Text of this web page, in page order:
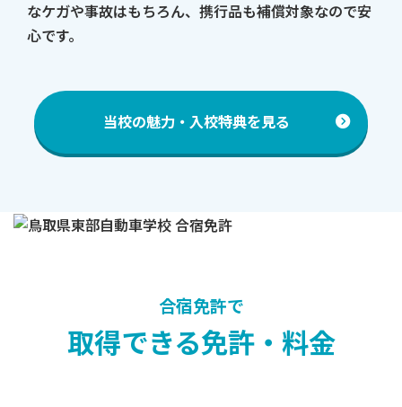
なケガや事故はもちろん、携行品も補償対象なので安
心です。
当校の魅力・入校特典を見る
合宿免許で
取得できる免許・料金